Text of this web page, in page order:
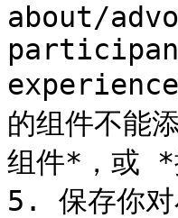
about/
的组件不能
组件*，或
5. 保存你对